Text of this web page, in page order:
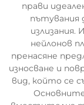
прави
пътувания
нейлонов
пренасяне
износване и
вид, който се